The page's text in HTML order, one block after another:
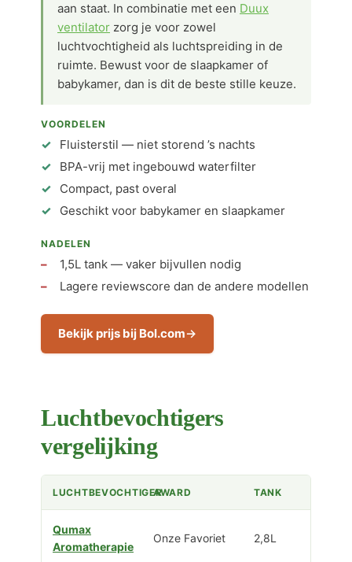
aan staat. In combinatie met een Duux
ventilator zorg je voor zowel
luchtvochtigheid als luchtspreiding in de
ruimte. Bewust voor de slaapkamer of
babykamer, dan is dit de beste stille keuze.
VOORDELEN
Fluisterstil — niet storend ’s nachts
BPA-vrij met ingebouwd waterfilter
Compact, past overal
Geschikt voor babykamer en slaapkamer
NADELEN
1,5L tank — vaker bijvullen nodig
Lagere reviewscore dan de andere modellen
Bekijk prijs bij Bol.com
Luchtbevochtigers
vergelijking
LUCHTBEVOCHTIGERAWARD TANK
Qumax
Aromatherapie
Onze Favoriet 2,8L